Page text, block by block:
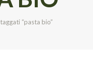
“pasta bio”